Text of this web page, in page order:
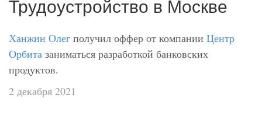
Трудоустройство в Москве
Ханжин Олег получил оффер от компании Центр
Орбита заниматься разработкой банковских
продуктов.
2 декабря 2021